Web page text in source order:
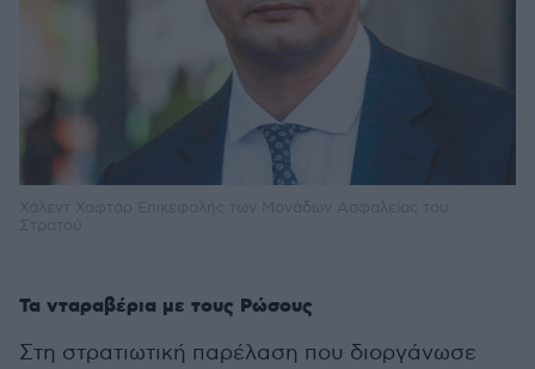
Τα νταραβέρια με τους Ρώσους
Στη στρατιωτική παρέλαση που διοργάνωσε